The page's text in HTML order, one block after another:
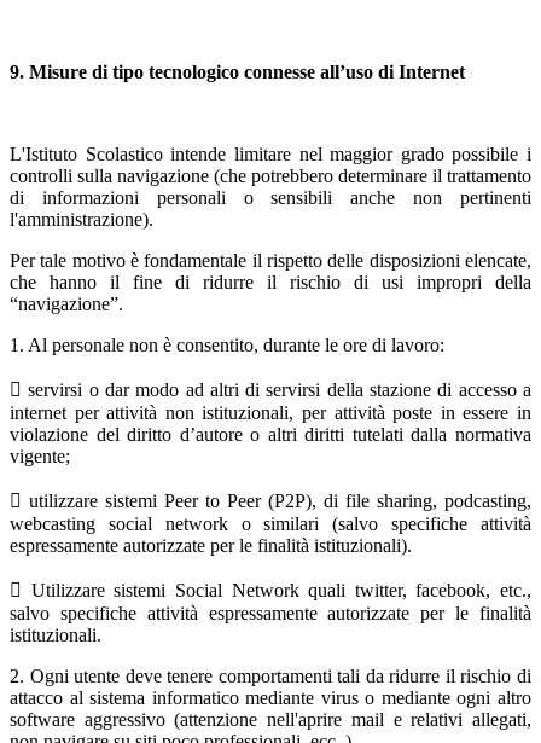
9. Misure di tipo tecnologico connesse all’uso di Internet
L'Istituto Scolastico intende limitare nel maggior grado possibile i
controlli sulla navigazione (che potrebbero determinare il trattamento
di informazioni personali o sensibili anche non pertinenti
l'amministrazione).
Per tale motivo è fondamentale il rispetto delle disposizioni elencate,
che hanno il fine di ridurre il rischio di usi impropri della
“navigazione”.
1. Al personale non è consentito, durante le ore di lavoro:
servirsi o dar modo ad altri di servirsi della stazione di accesso a
internet per attività non istituzionali, per attività poste in essere in
violazione del diritto d’autore o altri diritti tutelati dalla normativa
vigente;
 utilizzare sistemi Peer to Peer (P2P), di file sharing, podcasting,
webcasting social network o similari (salvo specifiche attività
espressamente autorizzate per le finalità istituzionali).
 Utilizzare sistemi Social Network quali twitter, facebook, etc.,
salvo specifiche attività espressamente autorizzate per le finalità
istituzionali.
2. Ogni utente deve tenere comportamenti tali da ridurre il rischio di
attacco al sistema informatico mediante virus o mediante ogni altro
software aggressivo (attenzione nell'aprire mail e relativi allegati,